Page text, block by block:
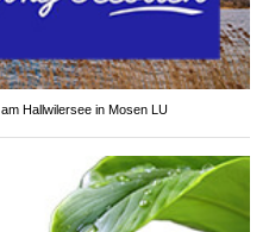
Hallwilersee in Mosen LU